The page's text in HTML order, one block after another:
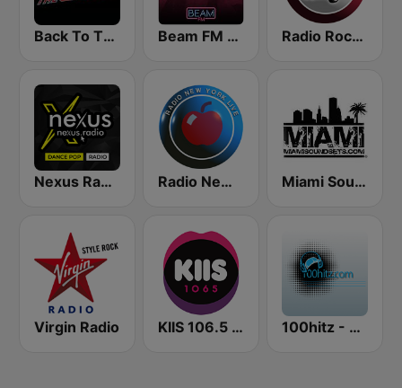
Back To The 80's Radio Beam FM - Adult Hits Radio Rock On
Nexus Radio Dance Radio New York Live Miami SoundSets
Virgin Radio KIIS 106.5 FM 100hitz - Rock